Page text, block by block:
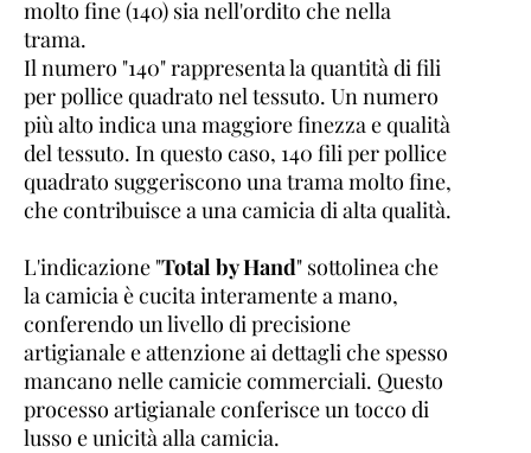
molto fine (140) sia nell'ordito che nella
trama.
Il numero "140" rappresenta la quantità di fili
per pollice quadrato nel tessuto. Un numero
più alto indica una maggiore finezza e qualità
del tessuto. In questo caso, 140 fili per pollice
quadrato suggeriscono una trama molto fine,
che contribuisce a una camicia di alta qualità.
L'indicazione "Total by Hand" sottolinea che
la camicia è cucita interamente a mano,
conferendo un livello di precisione
artigianale e attenzione ai dettagli che spesso
mancano nelle camicie commerciali. Questo
processo artigianale conferisce un tocco di
lusso e unicità alla camicia.